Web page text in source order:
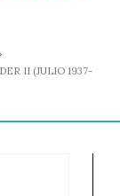
II (JULIO 1937-